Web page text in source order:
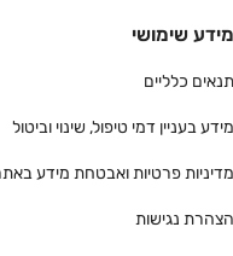
מידע שימושי
תנאים כלליים
מידע בעניין דמי טיפול, שינוי וביטול
מדיניות פרטיות ואבטחת מידע
הצהרת נגישות